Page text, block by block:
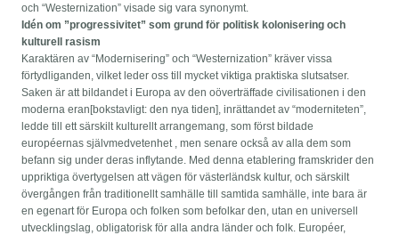
och “Westernization” visade sig vara synonymt.
Idén om ”progressivitet” som grund för politisk kolonisering och
kulturell rasism
Karaktären av “Modernisering” och “Westernization” kräver vissa
förtydliganden, vilket leder oss till mycket viktiga praktiska slutsatser.
Saken är att bildandet i Europa av den oöverträffade civilisationen i den
moderna eran[bokstavligt: den nya tiden], inrättandet av “moderniteten”,
ledde till ett särskilt kulturellt arrangemang, som först bildade
européernas självmedvetenhet , men senare också av alla dem som
befann sig under deras inflytande. Med denna etablering framskrider den
uppriktiga övertygelsen att vägen för västerländsk kultur, och särskilt
övergången från traditionellt samhälle till samtida samhälle, inte bara är
en egenart för Europa och folken som befolkar den, utan en universell
utvecklingslag, obligatorisk för alla andra länder och folk. Européer,